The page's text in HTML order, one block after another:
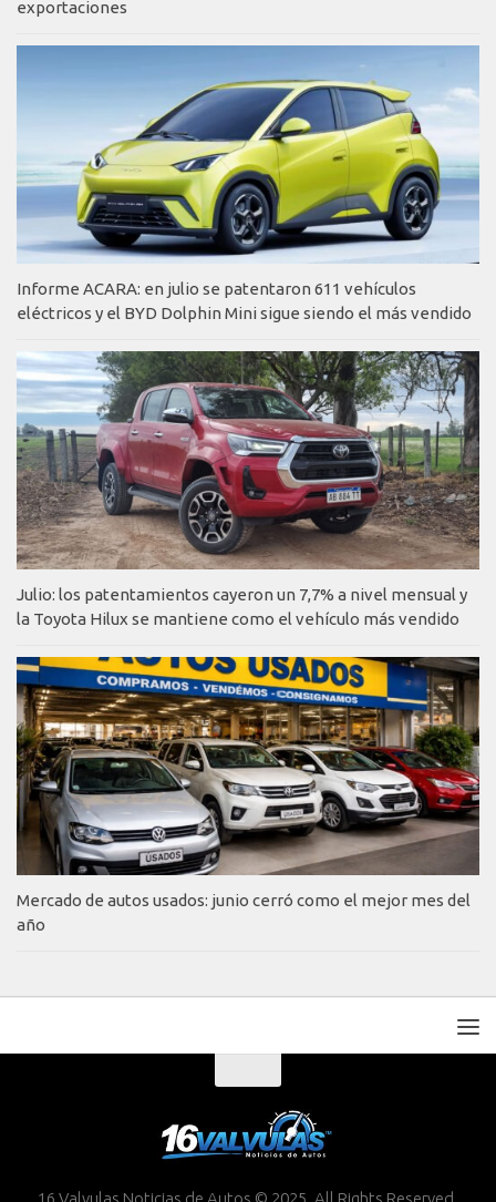
exportaciones
Informe ACARA: en julio se patentaron 611 vehículos
eléctricos y el BYD Dolphin Mini sigue siendo el más vendido
Julio: los patentamientos cayeron un 7,7% a nivel mensual y
la Toyota Hilux se mantiene como el vehículo más vendido
Mercado de autos usados: junio cerró como el mejor mes del
año